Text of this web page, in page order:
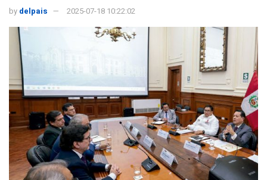
by delpais 2025-07-18 10:22:02